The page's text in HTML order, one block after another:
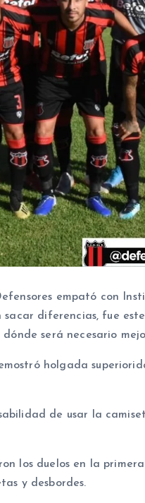
empató con
diferencias, fue
será necesario
holgada
de usar la
los duelos en la
y desbordes.